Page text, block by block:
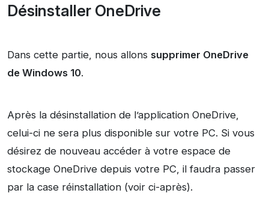
Désinstaller OneDrive
Dans cette partie, nous allons supprimer OneDrive
de Windows 10.
Après la désinstallation de l’application OneDrive,
celui-ci ne sera plus disponible sur votre PC. Si vous
désirez de nouveau accéder à votre espace de
stockage OneDrive depuis votre PC, il faudra passer
par la case réinstallation (voir ci-après).